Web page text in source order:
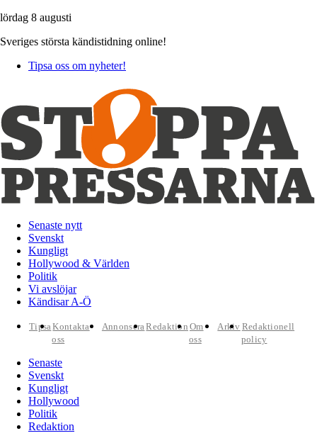
lördag 8 augusti
Sveriges största kändistidning online!
Tipsa oss om nyheter!
Senaste nytt
Svenskt
Kungligt
Hollywood & Världen
Politik
Vi avslöjar
Kändisar A-Ö
TipsaKontakta
oss
AnnonseraRedaktion Om
oss
Arkiv Redaktionell
policy
Senaste
Svenskt
Kungligt
Hollywood
Politik
Redaktion